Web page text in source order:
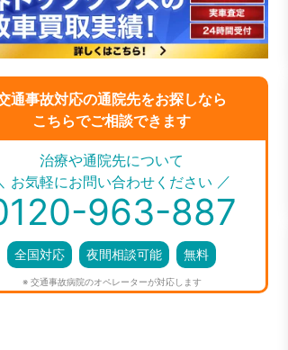
通事故対応の通院先をお探しなら
こちらでご相談できます
／
治療や通院先について
お気軽にお問い合わせください
963-887
全国対応 夜間相談可能 無料
※ 交通事故病院のオペレーターが対応します